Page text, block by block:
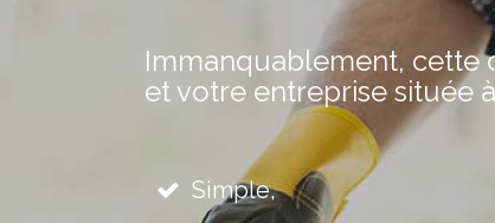
Immanquablement, cette
et votre entreprise située
Simple,